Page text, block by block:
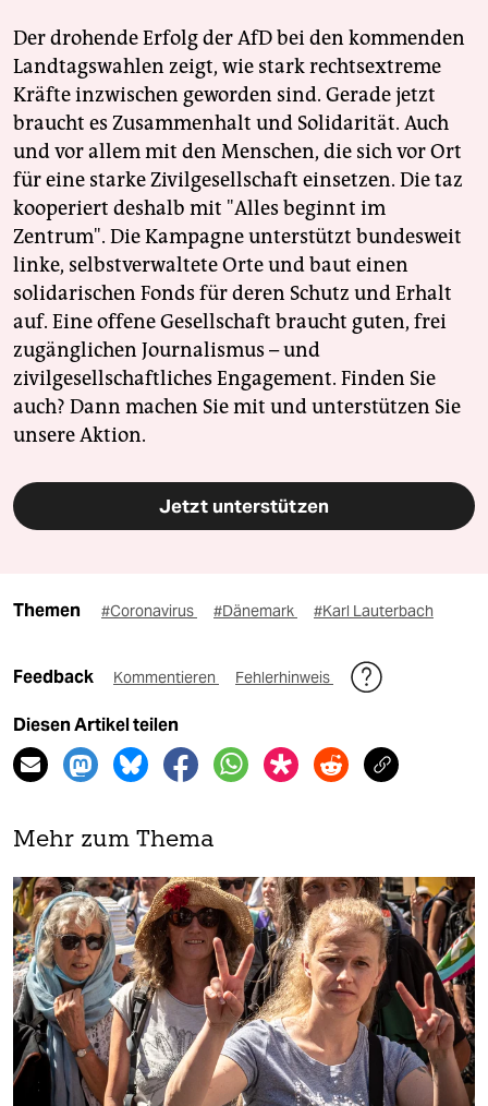
Der drohende Erfolg der AfD bei den kommenden
Landtagswahlen zeigt, wie stark rechtsextreme
Kräfte inzwischen geworden sind. Gerade jetzt
braucht es Zusammenhalt und Solidarität. Auch
und vor allem mit den Menschen, die sich vor Ort
für eine starke Zivilgesellschaft einsetzen. Die taz
kooperiert deshalb mit "Alles beginnt im
Zentrum". Die Kampagne unterstützt bundesweit
linke, selbstverwaltete Orte und baut einen
solidarischen Fonds für deren Schutz und Erhalt
auf. Eine offene Gesellschaft braucht guten, frei
zugänglichen Journalismus – und
zivilgesellschaftliches Engagement. Finden Sie
auch? Dann machen Sie mit und unterstützen Sie
unsere Aktion.
Jetzt unterstützen
Themen #Coronavirus #Dänemark #Karl Lauterbach
Feedback Kommentieren Fehlerhinweis
Diesen Artikel teilen
Mehr zum Thema